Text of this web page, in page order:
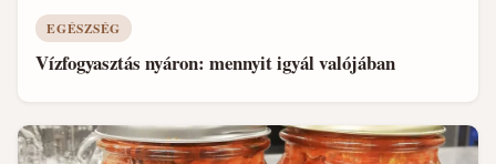
EGÉSZSÉG
Vízfogyasztás nyáron: mennyit igyál valójában